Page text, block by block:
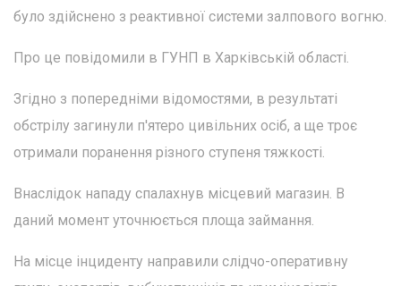
було здійснено з реактивної системи залпового вогню.
Про це повідомили в ГУНП в Харківській області.
Згідно з попередніми відомостями, в результаті
обстрілу загинули п'ятеро цивільних осіб, а ще троє
отримали поранення різного ступеня тяжкості.
Внаслідок нападу спалахнув місцевий магазин. В
даний момент уточнюється площа займання.
На місце інциденту направили слідчо-оперативну